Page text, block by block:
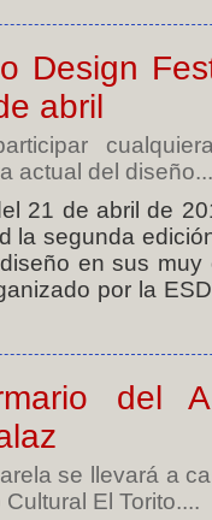
Design
abril
actual del
21 de abril de
la segunda
en sus
por la
del
se llevará a
El Torito....